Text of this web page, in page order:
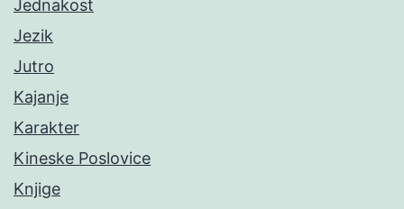
Jednakost
Jezik
Jutro
Kajanje
Karakter
Kineske Poslovice
Knjige